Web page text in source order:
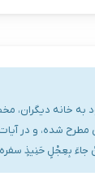
به خانه
مطرح شده، و در
بِعِجْلٍ حَنِیذٍ سفره